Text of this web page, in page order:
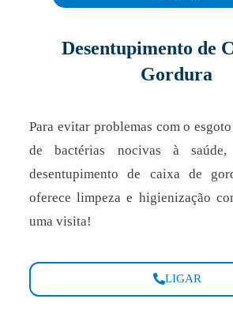
Desentupimento de
Gordura
Para evitar problemas com o
de bactérias nocivas à
desentupimento de caixa de
oferece limpeza e higienização
uma visita!
LIGAR